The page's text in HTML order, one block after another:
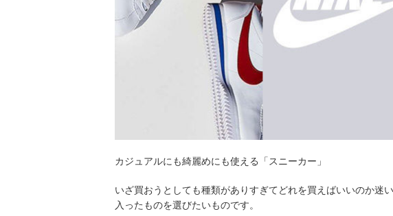
カジュアルにも綺麗めにも使える「スニーカー」
いざ買おうとしても種類がありすぎてどれを買えばいいのか迷
入ったものを選びたいものです。